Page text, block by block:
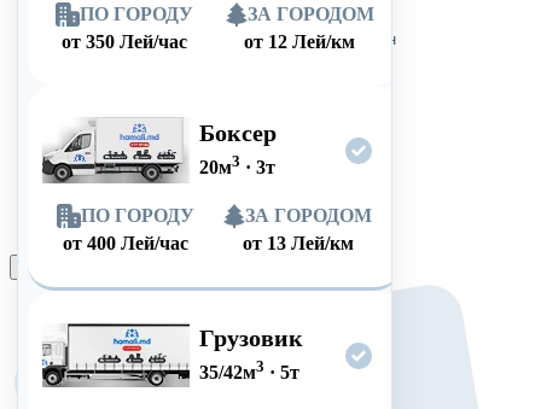
ПО ГОРОДУ
от 350 Лей/час
ЗА ГОРОДОМ
от 12 Лей/км
Боксер
20м3 · 3т
ПО ГОРОДУ
от 400 Лей/час
ЗА ГОРОДОМ
от 13 Лей/км
Грузовик
35/42м3 · 5т
Оформить заказ